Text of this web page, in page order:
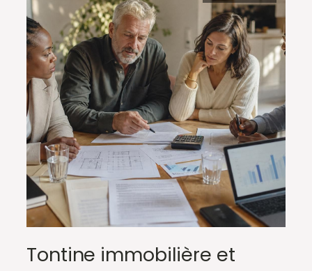
Tontine immobilière et